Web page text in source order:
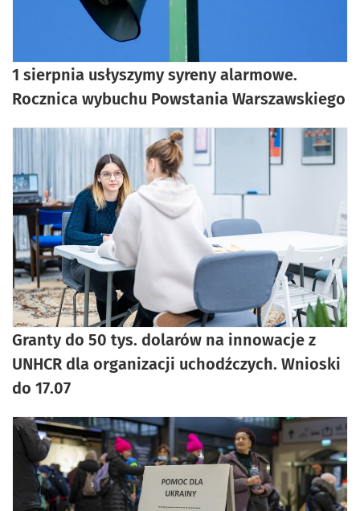
1 sierpnia usłyszymy syreny alarmowe.
Rocznica wybuchu Powstania Warszawskiego
Granty do 50 tys. dolarów na innowacje z
UNHCR dla organizacji uchodźczych. Wnioski
do 17.07